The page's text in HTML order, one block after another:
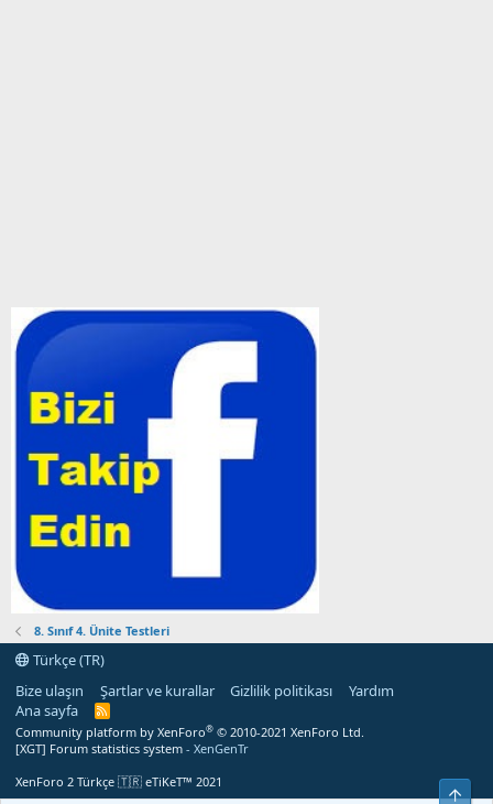
8. Sınıf 4. Ünite Testleri
Türkçe (TR)
Bize ulaşın
Şartlar ve kurallar Gizlilik politikası
Yardım
Ana sayfa
R
S
S
Community platform by XenForo® © 2010-2021 XenForo Ltd.
[XGT] Forum statistics system - XenGenTr
XenForo 2 Türkçe 🇹🇷 eTiKeT™ 2021
Üst